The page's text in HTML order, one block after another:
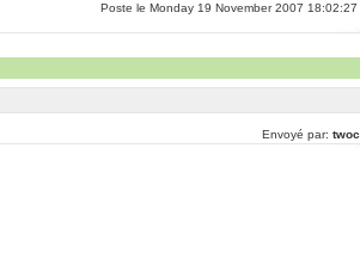
Poste le Monday 19 November 2007 18:02:27
Envoyé par: